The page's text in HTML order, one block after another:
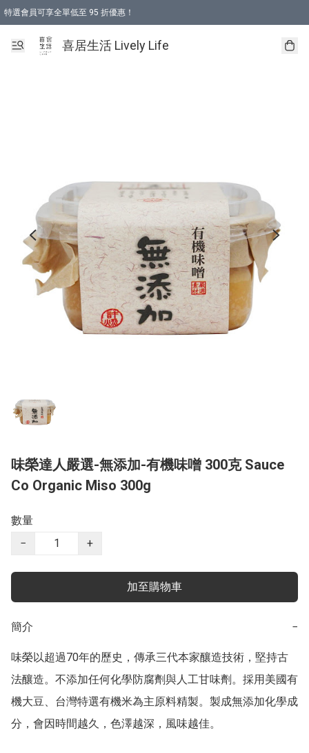
特選會員可享全單低至 95 折優惠！
購物折後滿$600免運費優惠 (減價貨品除外）
購物折後滿$320 即可免費於「順豐站」或「順豐智能櫃」自提點取貨 （冷凍食品
喜居生活 Lively Life
味榮達人嚴選-無添加-有機味噌 300克 Sauce
Co Organic Miso 300g
數量
−
+
加至購物車
簡介 −
味榮以超過70年的歷史，傳承三代本家釀造技術，堅持古
法釀造。不添加任何化學防腐劑與人工甘味劑。採用美國有
機大豆、台灣特選有機米為主原料精製。製成無添加化學成
分，會因時間越久，色澤越深，風味越佳。